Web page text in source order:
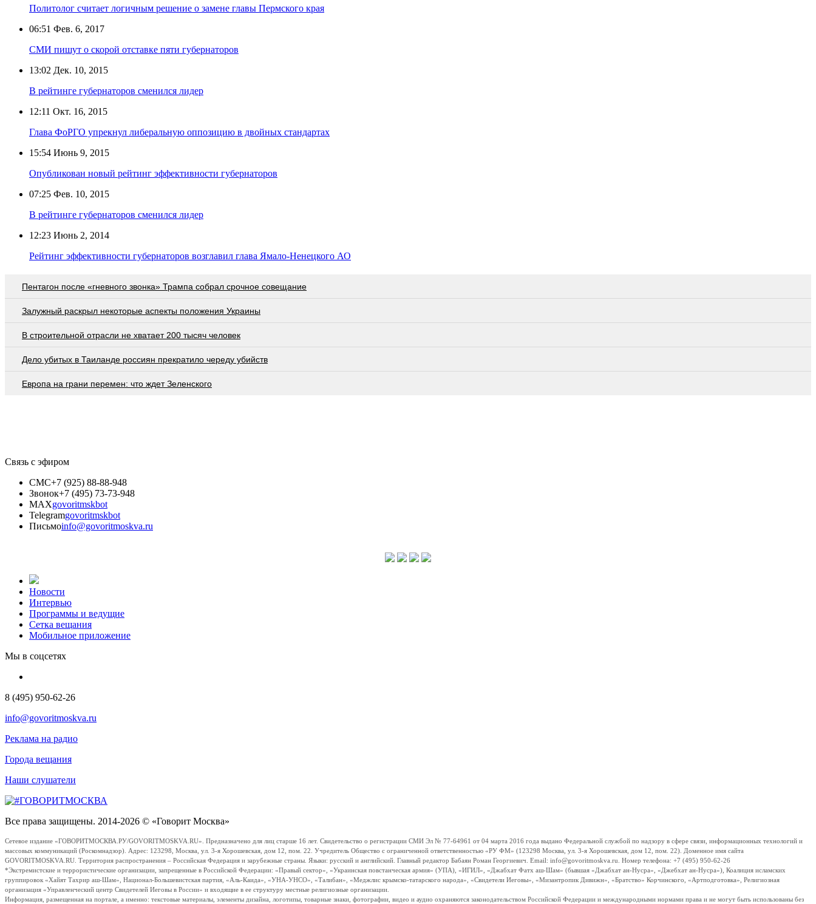
Политолог считает логичным решение о замене главы Пермского края
06:51 Фев. 6, 2017
СМИ пишут о скорой отставке пяти губернаторов
13:02 Дек. 10, 2015
В рейтинге губернаторов сменился лидер
12:11 Окт. 16, 2015
Глава ФоРГО упрекнул либеральную оппозицию в двойных стандартах
15:54 Июнь 9, 2015
Опубликован новый рейтинг эффективности губернаторов
07:25 Фев. 10, 2015
В рейтинге губернаторов сменился лидер
12:23 Июнь 2, 2014
Рейтинг эффективности губернаторов возглавил глава Ямало-Ненецкого АО
Пентагон после «гневного звонка» Трампа собрал срочное совещание
Залужный раскрыл некоторые аспекты положения Украины
В строительной отрасли не хватает 200 тысяч человек
Дело убитых в Таиланде россиян прекратило череду убийств
Европа на грани перемен: что ждет Зеленского
Связь с эфиром
СМС+7 (925) 88-88-948
Звонок+7 (495) 73-73-948
MAXgovoritmskbot
Telegramgovoritmskbot
Письмоinfo@govoritmoskva.ru
Новости
Интервью
Программы и ведущие
Сетка вещания
Мобильное приложение
Мы в соцсетях
8 (495) 950-62-26
info@govoritmoskva.ru
Реклама на радио
Города вещания
Наши слушатели
Все права защищены. 2014-2026 © «Говорит Москва»
Сетевое издание «ГОВОРИТМОСКВА.РУ/GOVORITMOSKVA.RU». Предназначено для лиц старше 16 лет. Свидетельство о регистрации СМИ Эл № 77-64961 от 04 марта 2016 года выдано Федеральной службой по надзору в сфере связи, информационных технологий и
массовых коммуникаций (Роскомнадзор). Адрес: 123298, Москва, ул. 3-я Хорошевская, дом 12, пом. 22. Учредитель Общество с ограниченной ответственностью «РУ ФМ» (123298 Москва, ул. 3-я Хорошевская, дом 12, пом. 22). Доменное имя сайта
GOVORITMOSKVA.RU. Территория распространения – Российская Федерация и зарубежные страны. Языки: русский и английский. Главный редактор Бабаян Роман Георгиевич. Email: info@govoritmoskva.ru. Номер телефона: +7 (495) 950-62-26
*Экстремистские и террористические организации, запрещенные в Российской Федерации: «Правый сектор», «Украинская повстанческая армия» (УПА), «ИГИЛ», «Джабхат Фатх аш-Шам» (бывшая «Джабхат ан-Нусра», «Джебхат ан-Нусра»), Коалиция исламских
группировок «Хайят Тахрир аш-Шам», Национал-Большевистская партия, «Аль-Каида», «УНА-УНСО», «Талибан», «Меджлис крымско-татарского народа», «Свидетели Иеговы», «Мизантропик Дивижн», «Братство» Корчинского, «Артподготовка», Религиозная
организация «Управленческий центр Свидетелей Иеговы в России» и входящие в ее структуру местные религиозные организации.
Информация, размещенная на портале, а именно: текстовые материалы, элементы дизайна, логотипы, товарные знаки, фотографии, видео и аудио охраняются законодательством Российской Федерации и международными нормами права и не могут быть использованы без